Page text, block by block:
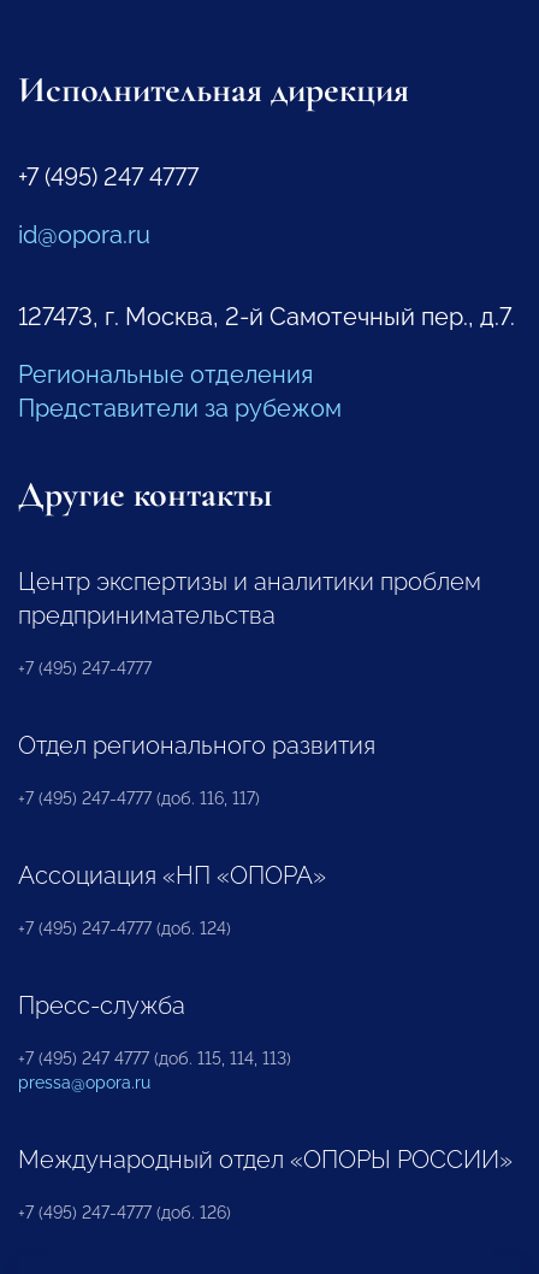
Исполнительная дирекция
+7 (495) 247 4777
id@opora.ru
127473, г. Москва, 2-й Самотечный пер., д.7.
Региональные отделения
Представители за рубежом
Другие контакты
Центр экспертизы и аналитики проблем
предпринимательства
+7 (495) 247-4777
Отдел регионального развития
+7 (495) 247-4777 (доб. 116, 117)
Ассоциация «НП «ОПОРА»
+7 (495) 247-4777 (доб. 124)
Пресс-служба
+7 (495) 247 4777 (доб. 115, 114, 113)
pressa@opora.ru
Международный отдел «ОПОРЫ РОССИИ»
+7 (495) 247-4777 (доб. 126)